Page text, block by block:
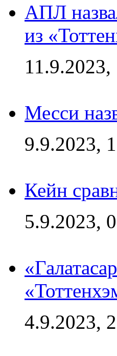
АПЛ
из
11.9.2023,
Месси
9.9.2023,
Кейн
5.9.2023,
4.9.2023,